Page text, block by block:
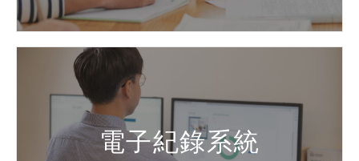
電子紀錄系統